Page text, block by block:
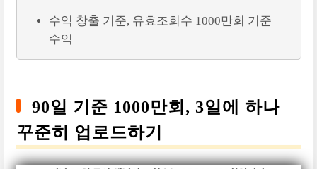
수익 창출 기준, 유효조회수 1000만회 기준
수익
90일 기준 1000만회, 3일에 하나
꾸준히 업로드하기